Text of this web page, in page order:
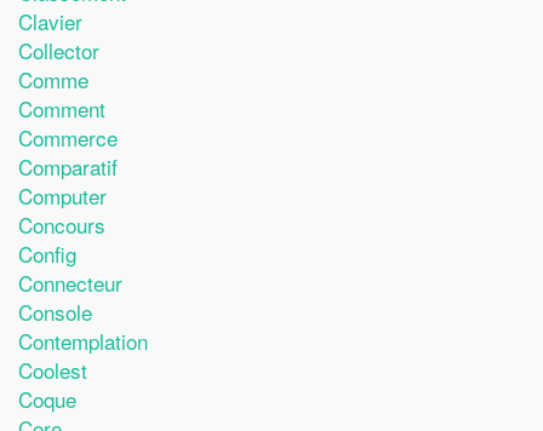
Clavier
Collector
Comme
Comment
Commerce
Comparatif
Computer
Concours
Config
Connecteur
Console
Contemplation
Coolest
Coque